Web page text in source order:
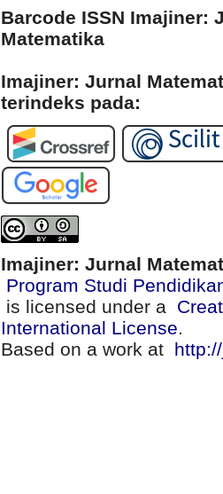
Barcode ISSN Imajiner:
Matematika
Imajiner: Jurnal
terindeks pada:
Imajiner: Jurnal
Program Studi
is licensed under a
International License.
Based on a work at